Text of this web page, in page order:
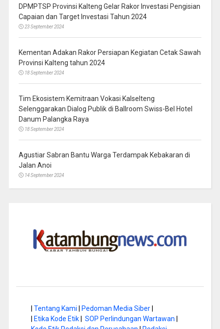
DPMPTSP Provinsi Kalteng Gelar Rakor Investasi Pengisian
Capaian dan Target Investasi Tahun 2024
23 September 2024
Kementan Adakan Rakor Persiapan Kegiatan Cetak Sawah
Provinsi Kalteng tahun 2024
18 September 2024
Tim Ekosistem Kemitraan Vokasi Kalselteng
Selenggarakan Dialog Publik di Ballroom Swiss-Bel Hotel
Danum Palangka Raya
18 September 2024
Agustiar Sabran Bantu Warga Terdampak Kebakaran di
Jalan Anoi
14 September 2024
| Tentang Kami | Pedoman Media Siber|
| Etika Kode Etik| SOP Perlindungan Wartawan |